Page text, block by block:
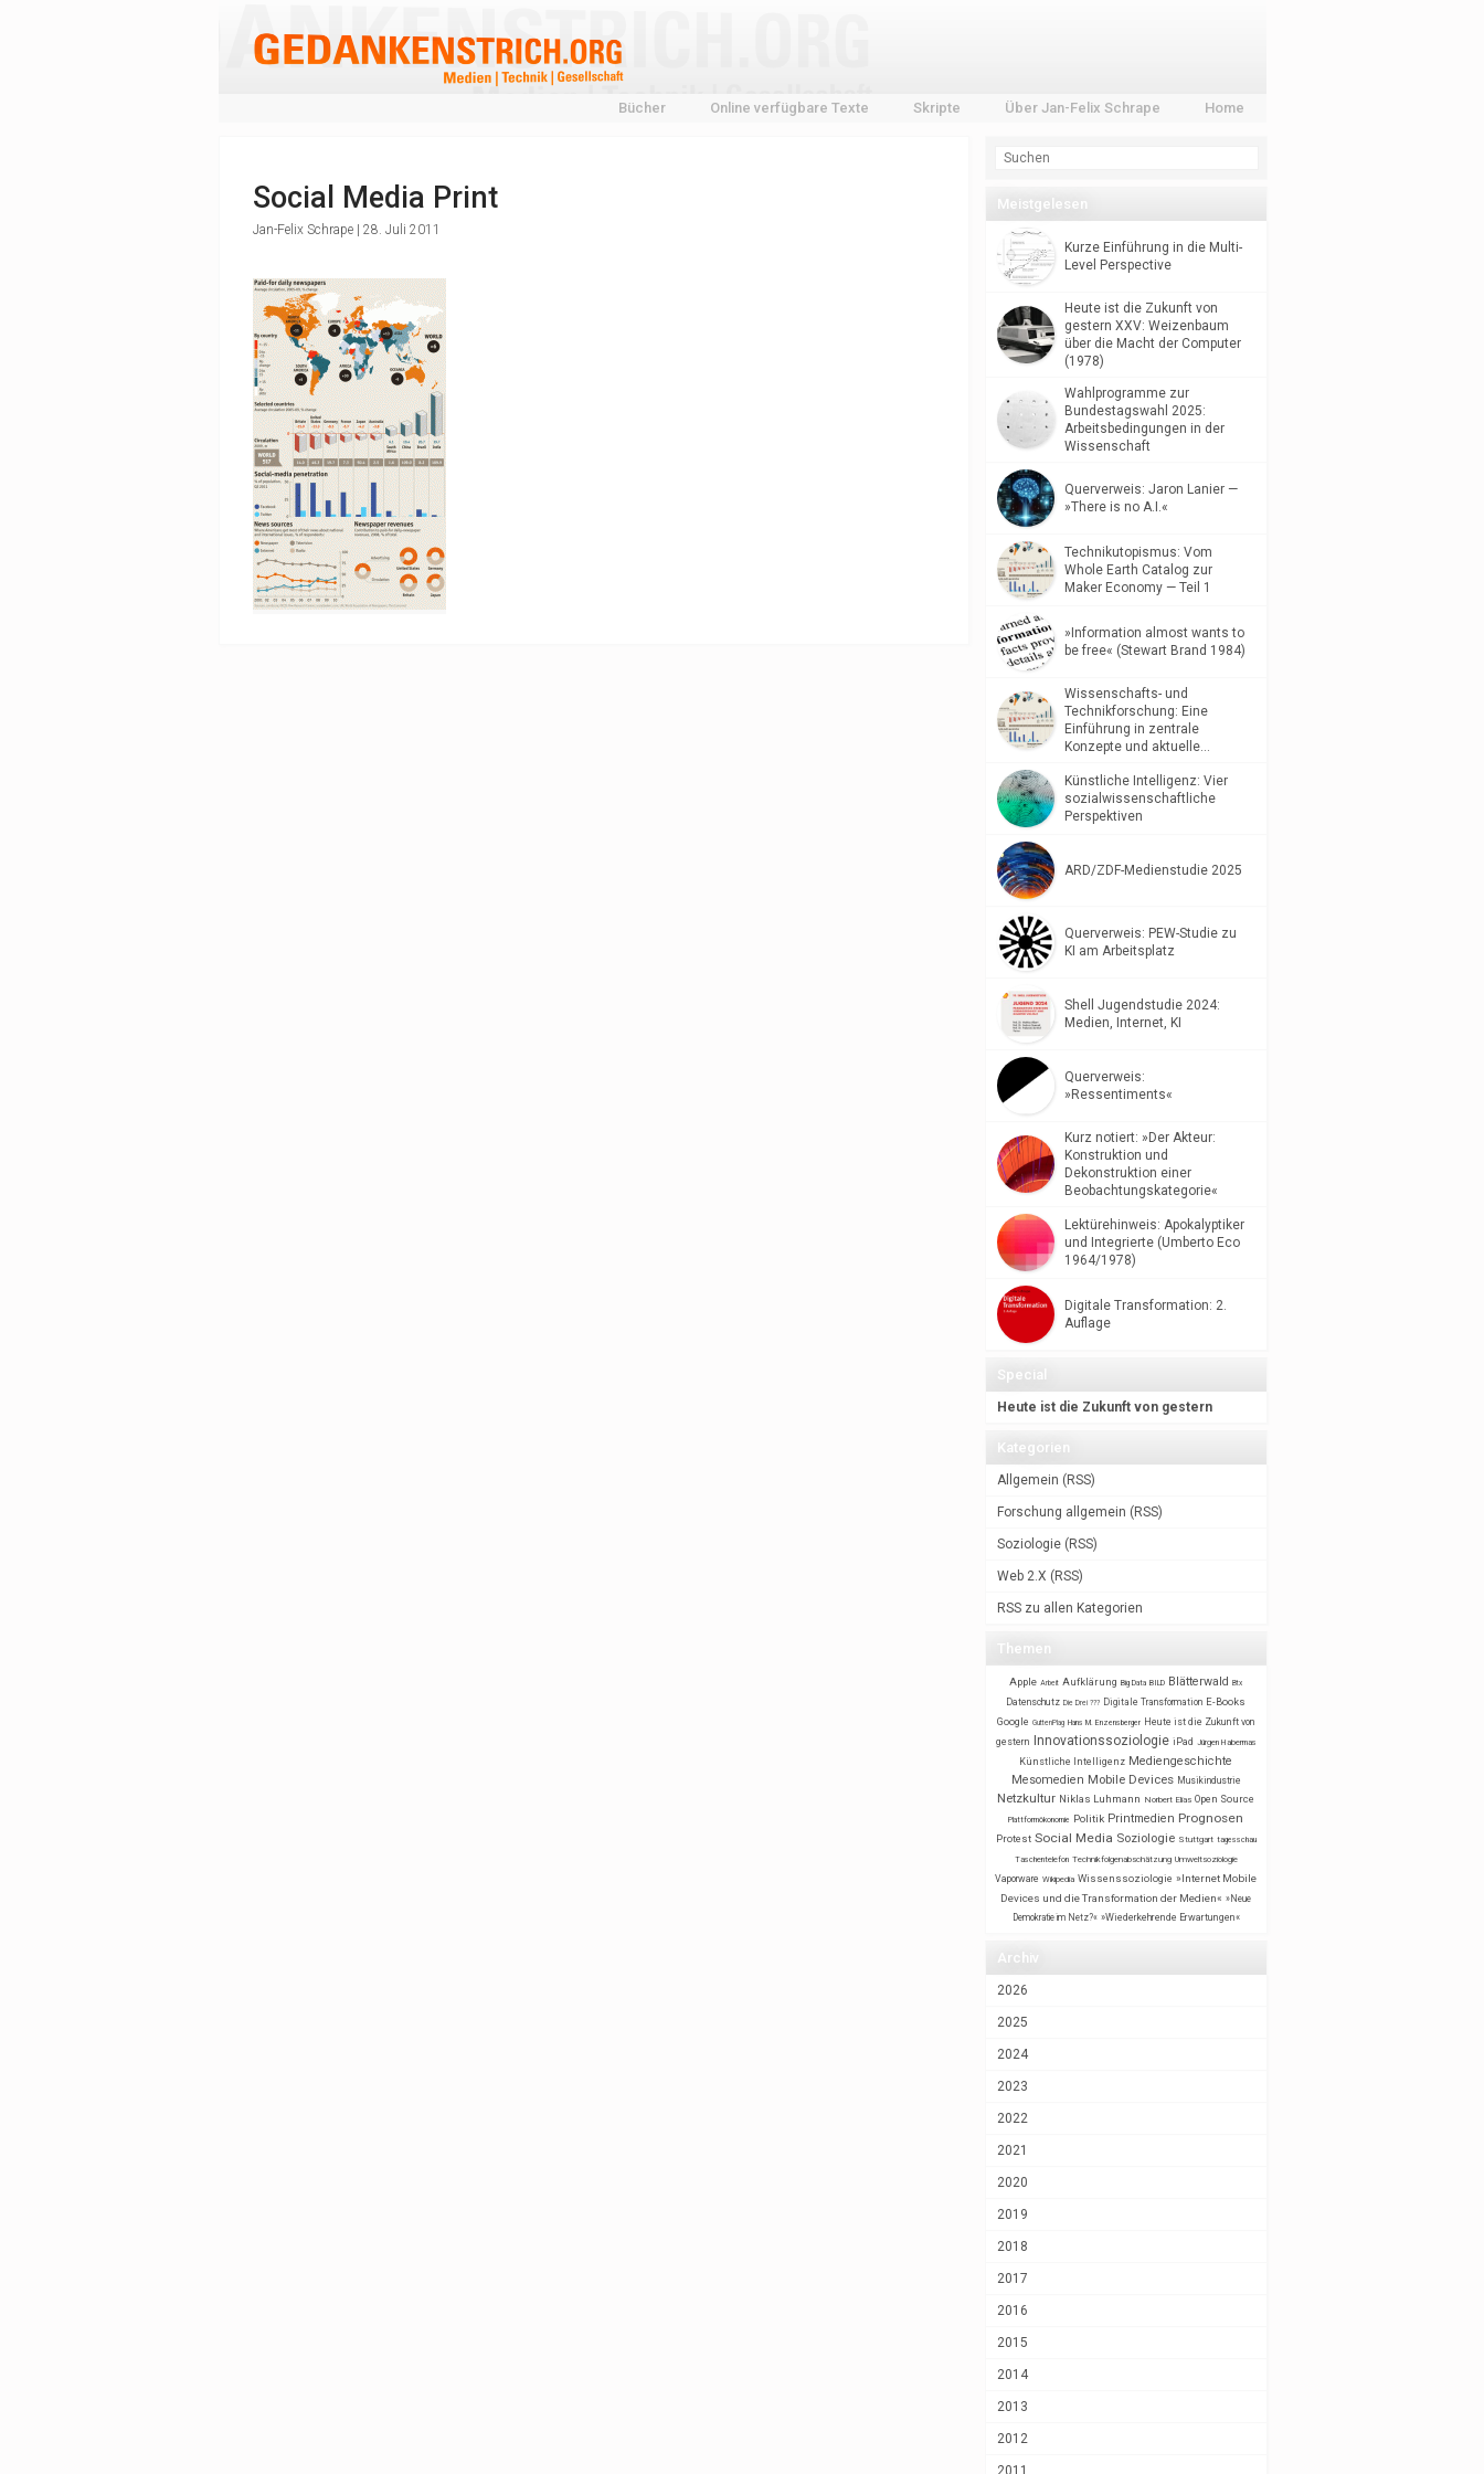
Home
Über Jan-Felix Schrape
Skripte
Online verfügbare Texte
Bücher
Social Media Print
Jan-Felix Schrape | 28. Juli 2011
Meistgelesen
Kurze Einführung in die Multi-
Level Perspective
Heute ist die Zukunft von
gestern XXV: Weizenbaum
über die Macht der Computer
(1978)
Wahlprogramme zur
Bundestagswahl 2025:
Arbeitsbedingungen in der
Wissenschaft
Querverweis: Jaron Lanier —
»There is no A.I.«
Technikutopismus: Vom
Whole Earth Catalog zur
Maker Economy — Teil 1
»Information almost wants to
be free« (Stewart Brand 1984)
Wissenschafts- und
Technikforschung: Eine
Einführung in zentrale
Konzepte und aktuelle…
Künstliche Intelligenz: Vier
sozialwissenschaftliche
Perspektiven
ARD/ZDF-Medienstudie 2025
Querverweis: PEW-Studie zu
KI am Arbeitsplatz
Shell Jugendstudie 2024:
Medien, Internet, KI
Querverweis:
»Ressentiments«
Kurz notiert: »Der Akteur:
Konstruktion und
Dekonstruktion einer
Beobachtungskategorie«
Lektürehinweis: Apokalyptiker
und Integrierte (Umberto Eco
1964/1978)
Digitale Transformation: 2.
Auflage
Special
Heute ist die Zukunft von gestern
Kategorien
Allgemein ( RSS)
Forschung allgemein ( RSS)
Soziologie( RSS)
Web 2.X ( RSS)
RSS zu allen Kategorien
Themen
Apple Arbeit Aufklärung Big Data BILD Blätterwald Btx
Datenschutz Die Drei ??? Digitale Transformation E-Books
Google GuttenPlag Hans M. Enzensberger Heute ist die Zukunft von
gestern
Innovationssoziologie iPad Jürgen Habermas
Künstliche Intelligenz Mediengeschichte
Mesomedien Mobile Devices Musikindustrie
Netzkultur Niklas Luhmann Norbert Elias Open Source
Plattformökonomie Politik Printmedien Prognosen
Protest Social Media Soziologie Stuttgart tagesschau
Taschentelefon Technikfolgenabschätzung Umweltsoziologie
Vaporware Wikipedia Wissenssoziologie »Internet Mobile
Devices und die Transformation der Medien« »Neue
Demokratie im Netz?« »Wiederkehrende Erwartungen«
Archiv
2026
2025
2024
2023
2022
2021
2020
2019
2018
2017
2016
2015
2014
2013
2012
2011